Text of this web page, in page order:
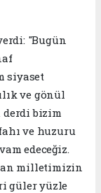
"Bugün
siyaset
ve gönül
derdi bizim
ve huzuru
edeceğiz.
an milletimizin
güler yüzle